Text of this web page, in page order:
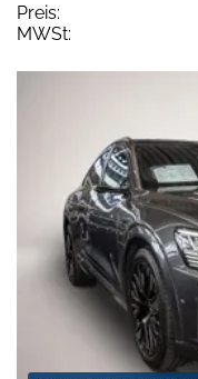
Preis:
MWSt: